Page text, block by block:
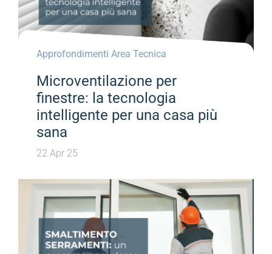
Approfondimenti Area Tecnica
Microventilazione per
finestre: la tecnologia
intelligente per una casa più
sana
22 Apr 25